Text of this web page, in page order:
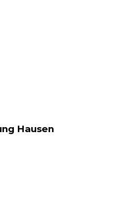
Hausen